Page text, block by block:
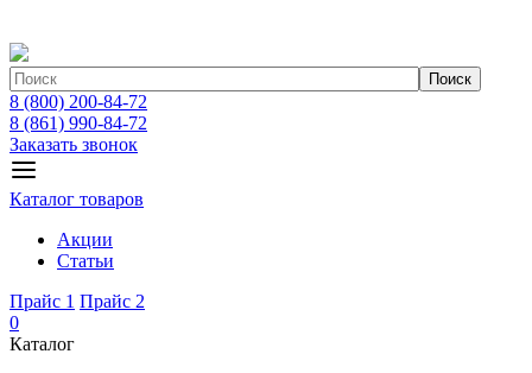
Поиск
8 (800) 200-84-72
8 (861) 990-84-72
Заказать звонок
Каталог товаров
Акции
Статьи
Прайс 1 Прайс 2
0
Каталог